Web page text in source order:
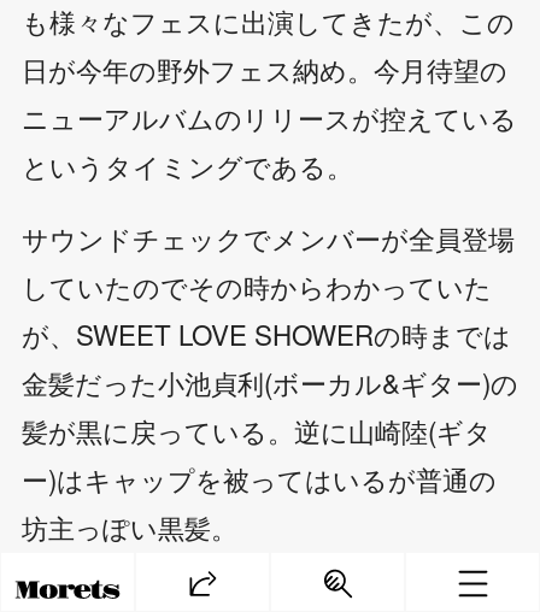
も様々なフェスに出演してきたが、この
日が今年の野外フェス納め。今月待望の
ニューアルバムのリリースが控えている
というタイミングである。
サウンドチェックでメンバーが全員登場
していたのでその時からわかっていた
が、SWEET LOVE SHOWERの時までは
金髪だった小池貞利(ボーカル&ギター)の
髪が黒に戻っている。逆に山崎陸(ギタ
ー)はキャップを被ってはいるが普通の
坊主っぽい黒髪。
「tetoです！」